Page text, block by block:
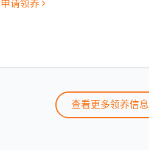
申请领养
查看更多领养信息